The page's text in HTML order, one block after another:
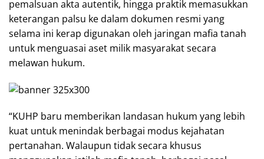
pemalsuan akta autentik, hingga praktik memasukkan
keterangan palsu ke dalam dokumen resmi yang
selama ini kerap digunakan oleh jaringan mafia tanah
untuk menguasai aset milik masyarakat secara
melawan hukum.
“KUHP baru memberikan landasan hukum yang lebih
kuat untuk menindak berbagai modus kejahatan
pertanahan. Walaupun tidak secara khusus